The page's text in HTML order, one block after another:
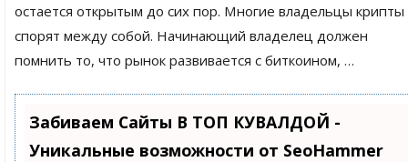
остается открытым до сих пор. Многие владельцы крипты
спорят между собой. Начинающий владелец должен
помнить то, что рынок развивается с биткоином, …
Забиваем Сайты В ТОП КУВАЛДОЙ -
Уникальные возможности от SeoHammer